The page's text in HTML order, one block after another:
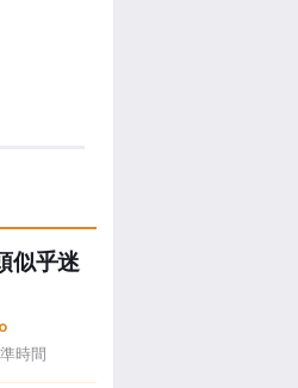
似乎迷
時間